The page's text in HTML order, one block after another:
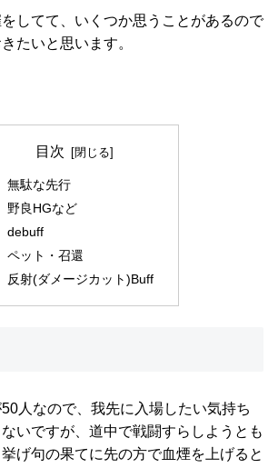
してて、いくつか思うことがあるので
たいと思います。
目次
無駄な先行
野良HGなど
debuff
ペット・召還
反射(ダメージカット)Buff
人なので、我先に入場したい気持ち
いですが、道中で戦闘すらしようとも
げ句の果てに先の方で血煙を上げると